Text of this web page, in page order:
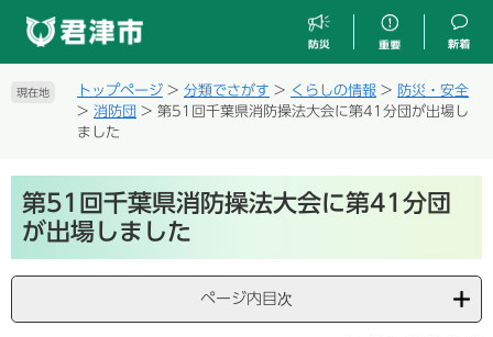
す
し
現在地 トップページ > 分類でさがす > くらしの情報 > 防災・安全
> 消防団 > 第51回千葉県消防操法大会に第41分団が出場し
ました
文第51回千葉県消防操法大会に第41分団
が出場しました
ページ内目次